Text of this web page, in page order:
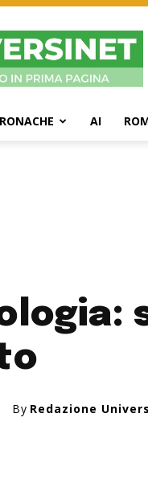
UniversiNet
Magazine
AI
By Redazione